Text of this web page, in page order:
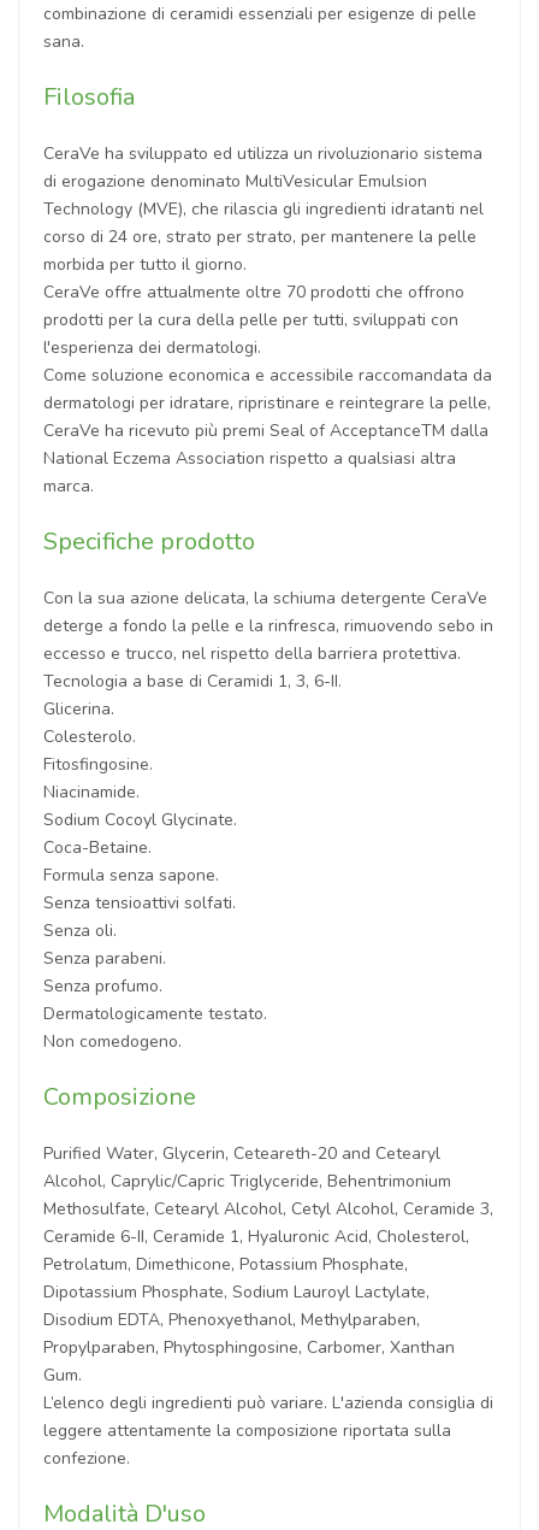
combinazione di ceramidi essenziali per esigenze di pelle
sana.
Filosofia
CeraVe ha sviluppato ed utilizza un rivoluzionario sistema
di erogazione denominato MultiVesicular Emulsion
Technology (MVE), che rilascia gli ingredienti idratanti nel
corso di 24 ore, strato per strato, per mantenere la pelle
morbida per tutto il giorno.
CeraVe offre attualmente oltre 70 prodotti che offrono
prodotti per la cura della pelle per tutti, sviluppati con
l'esperienza dei dermatologi.
Come soluzione economica e accessibile raccomandata da
dermatologi per idratare, ripristinare e reintegrare la pelle,
CeraVe ha ricevuto più premi Seal of AcceptanceTM dalla
National Eczema Association rispetto a qualsiasi altra
marca.
Specifiche prodotto
Con la sua azione delicata, la schiuma detergente CeraVe
deterge a fondo la pelle e la rinfresca, rimuovendo sebo in
eccesso e trucco, nel rispetto della barriera protettiva.
Tecnologia a base di Ceramidi 1, 3, 6-II.
Glicerina.
Colesterolo.
Fitosfingosine.
Niacinamide.
Sodium Cocoyl Glycinate.
Coca-Betaine.
Formula senza sapone.
Senza tensioattivi solfati.
Senza oli.
Senza parabeni.
Senza profumo.
Dermatologicamente testato.
Non comedogeno.
Composizione
Purified Water, Glycerin, Ceteareth-20 and Cetearyl
Alcohol, Caprylic/Capric Triglyceride, Behentrimonium
Methosulfate, Cetearyl Alcohol, Cetyl Alcohol, Ceramide 3,
Ceramide 6-II, Ceramide 1, Hyaluronic Acid, Cholesterol,
Petrolatum, Dimethicone, Potassium Phosphate,
Dipotassium Phosphate, Sodium Lauroyl Lactylate,
Disodium EDTA, Phenoxyethanol, Methylparaben,
Propylparaben, Phytosphingosine, Carbomer, Xanthan
Gum.
L’elenco degli ingredienti può variare. L'azienda consiglia di
leggere attentamente la composizione riportata sulla
confezione.
Modalità D'uso